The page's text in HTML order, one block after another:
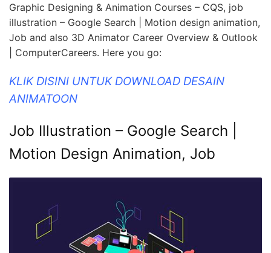
Graphic Designing & Animation Courses – CQS, job
illustration – Google Search | Motion design animation,
Job and also 3D Animator Career Overview & Outlook
| ComputerCareers. Here you go:
KLIK DISINI UNTUK DOWNLOAD DESAIN
ANIMATOON
Job Illustration – Google Search |
Motion Design Animation, Job